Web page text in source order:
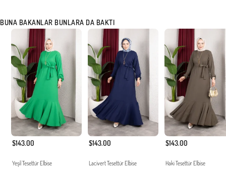
BUNA BAKANLAR BUNLARA DA BAKTI
$143.00
Yeşil Tesettür Elbise
$143.00
Lacivert Tesettür Elbise
$143.00
Haki Tesettür Elbise